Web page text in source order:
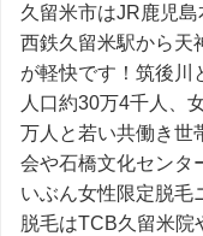
久留米市はJR鹿児島
西鉄久留米駅から天
が軽快です！筑後川
人口約30万4千人、
万人と若い共働き世
会や石橋文化センタ
いぶん女性限定脱毛
脱毛はTCB久留米院